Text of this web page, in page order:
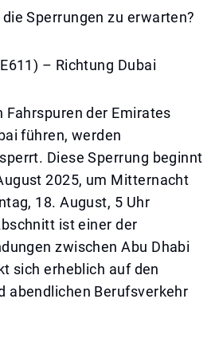
Sperrungen zu erwarten?
– Richtung Dubai
Fahrspuren der Emirates
führen, werden
Diese Sperrung beginnt
2025, um Mitternacht
18. August, 5 Uhr
ist einer der
zwischen Abu Dhabi
sich erheblich auf den
abendlichen Berufsverkehr